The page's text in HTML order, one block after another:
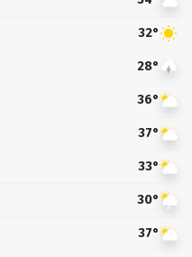
32°
28°
36°
37°
33°
30°
37°